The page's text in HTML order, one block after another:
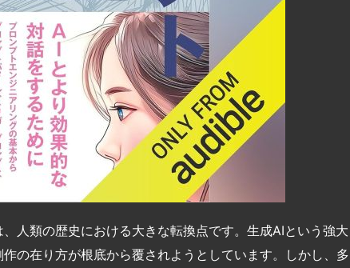
人類の歴史における大きな転換点です。生成AIという強大
の在り方が根底から覆されようとしています。しかし、多